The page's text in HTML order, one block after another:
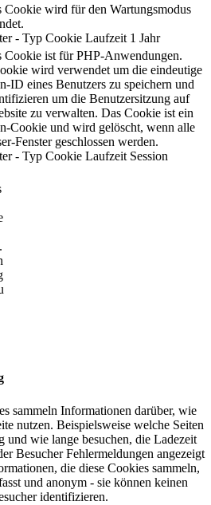
Cookie wird für den Wartungsmodus
- Typ Cookie Laufzeit 1 Jahr
Cookie ist für PHP-Anwendungen.
wird verwendet um die eindeutige
ID eines Benutzers zu speichern und
um die Benutzersitzung auf
zu verwalten. Das Cookie ist ein
Cookie und wird gelöscht, wenn alle
Fenster geschlossen werden.
- Typ Cookie Laufzeit Session
sammeln Informationen darüber, wie
nutzen. Beispielsweise welche Seiten
und wie lange besuchen, die Ladezeit
Besucher Fehlermeldungen angezeigt
die diese Cookies sammeln,
und anonym - sie können keinen
identifizieren.